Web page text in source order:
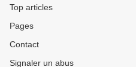
Top articles
Pages
Contact
Signaler un abus